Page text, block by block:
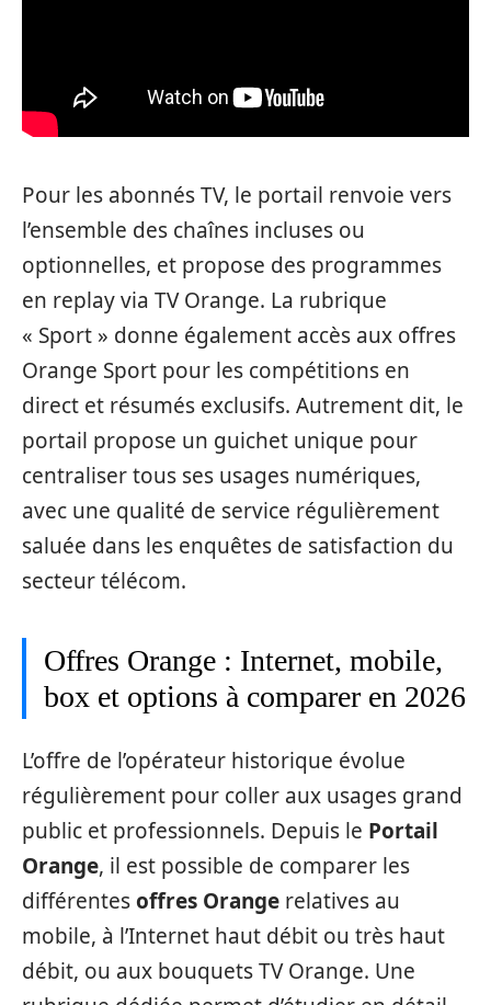
Pour les abonnés TV, le portail renvoie vers
l’ensemble des chaînes incluses ou
optionnelles, et propose des programmes
en replay via TV Orange. La rubrique
« Sport » donne également accès aux offres
Orange Sport pour les compétitions en
direct et résumés exclusifs. Autrement dit, le
portail propose un guichet unique pour
centraliser tous ses usages numériques,
avec une qualité de service régulièrement
saluée dans les enquêtes de satisfaction du
secteur télécom.
Offres Orange : Internet, mobile,
box et options à comparer en 2026
L’offre de l’opérateur historique évolue
régulièrement pour coller aux usages grand
public et professionnels. Depuis le Portail
Orange, il est possible de comparer les
différentesoffres Orange relatives au
mobile, à l’Internet haut débit ou très haut
débit, ou aux bouquets TV Orange. Une